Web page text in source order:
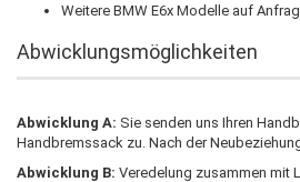
Weitere BMW E6x Modelle auf
Abwicklungsmöglichkeiten
Abwicklung A: Sie senden uns Ihren
Handbremssack zu. Nach der
Abwicklung B: Veredelung zusammen mit